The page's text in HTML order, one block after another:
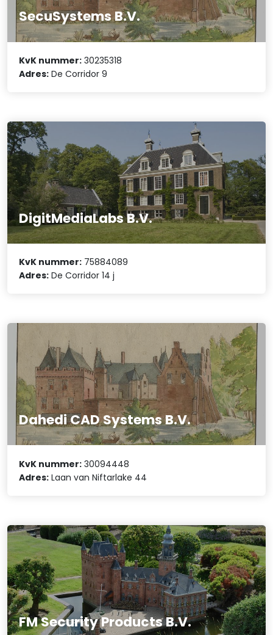
SecuSystems B.V.
KvK nummer: 30235318
Adres: De Corridor 9
DigitMediaLabs B.V.
KvK nummer: 75884089
Adres: De Corridor 14 j
Dahedi CAD Systems B.V.
KvK nummer: 30094448
Adres: Laan van Niftarlake 44
FM Security Products B.V.